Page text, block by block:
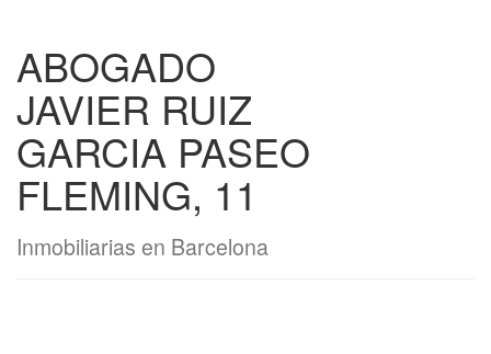
ABOGADO
JAVIER RUIZ
GARCIA PASEO
FLEMING, 11
Inmobiliarias en Barcelona